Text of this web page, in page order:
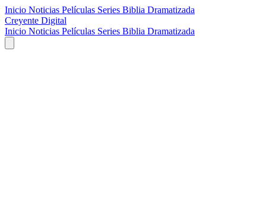
Inicio Noticias Películas Series Biblia Dramatizada
Creyente Digital
Inicio Noticias Películas Series Biblia Dramatizada